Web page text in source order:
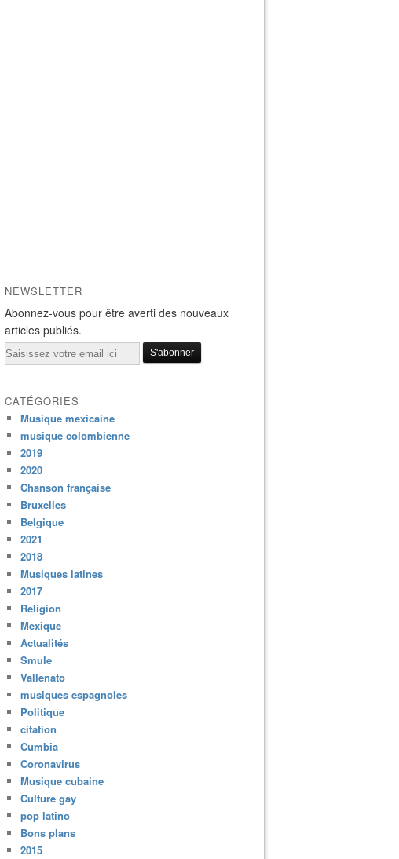
NEWSLETTER
Abonnez-vous pour être averti des nouveaux
articles publiés.
Email
CATÉGORIES
Musique mexicaine
musique colombienne
2019
2020
Chanson française
Bruxelles
Belgique
2021
2018
Musiques latines
2017
Religion
Mexique
Actualités
Smule
Vallenato
musiques espagnoles
Politique
citation
Cumbia
Coronavirus
Musique cubaine
Culture gay
pop latino
Bons plans
2015